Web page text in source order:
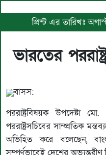
প্রিন্ট এর তারিখঃ
ভারতের
বাসস:
পররাষ্ট্রবিষয়ক উপদেষ্টা
পররাষ্ট্রসচিবের সাম্প্রতিক
অভিহিত করে বলেছেন,